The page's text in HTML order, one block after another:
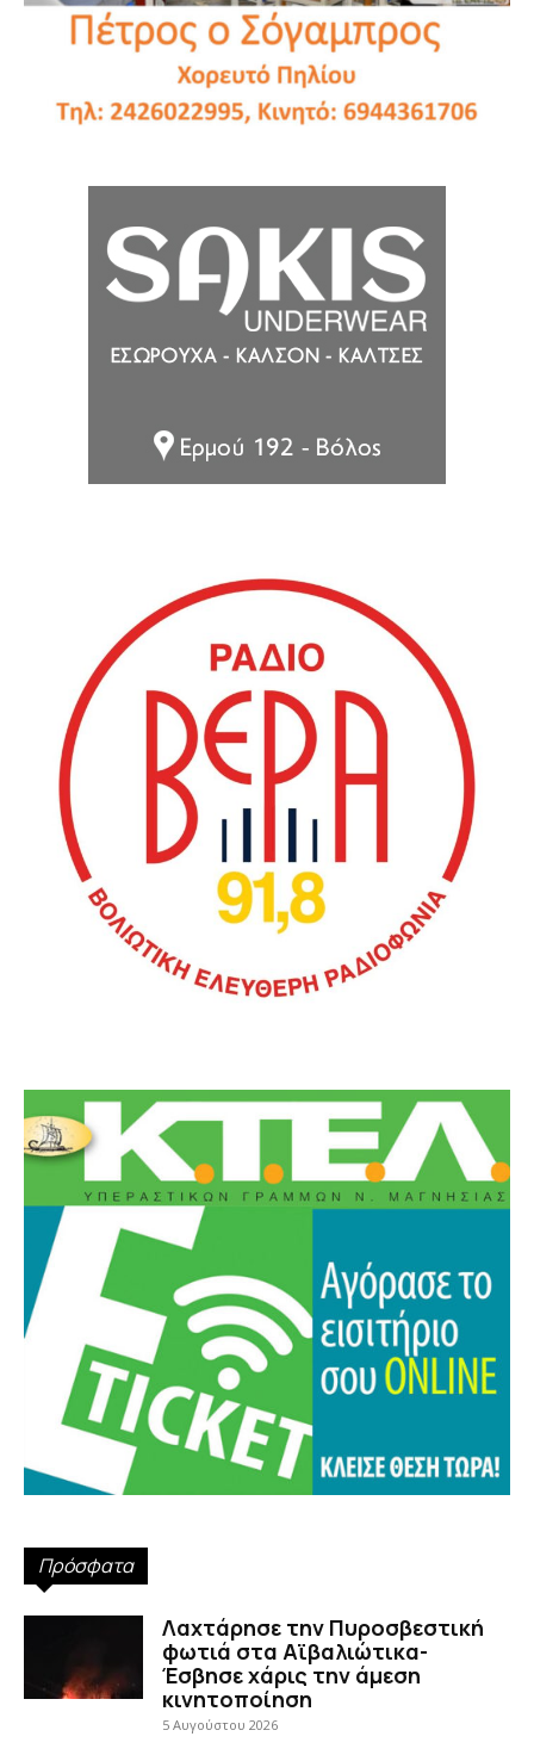
Πρόσφατα
Λαχτάρησε την Πυροσβεστική
φωτιά στα Αϊβαλιώτικα-
Έσβησε χάρις την άμεση
κινητοποίηση
5 Αυγούστου 2026